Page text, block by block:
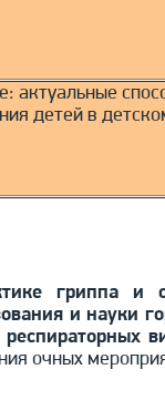
актуальные
детей в
гриппа и
и науки
очных